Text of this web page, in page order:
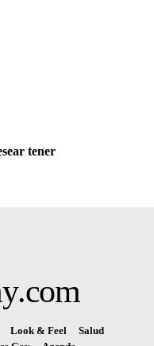
tener
.com
Look & Feel
Salud